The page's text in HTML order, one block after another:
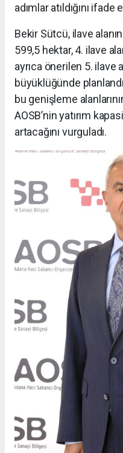
adımlar atıldığını ifade
Bekir Sütcü, ilave
599,5 hektar, 4. ilave
ayrıca önerilen 5. ilave
büyüklüğünde
bu genişleme
AOSB’nin yatırım
artacağını vurguladı.